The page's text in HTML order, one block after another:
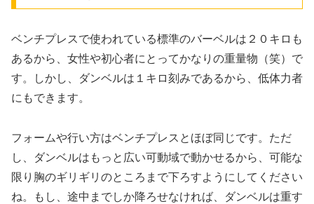
ベンチプレスで使われている標準のバーベルは２０キロも
あるから、女性や初心者にとってかなりの重量物（笑）で
す。しかし、ダンベルは１キロ刻みであるから、低体力者
にもできます。
フォームや行い方はベンチプレスとほぼ同じです。ただ
し、ダンベルはもっと広い可動域で動かせるから、可能な
限り胸のギリギリのところまで下ろすようにしてください
ね。もし、途中までしか降ろせなければ、ダンベルは重す